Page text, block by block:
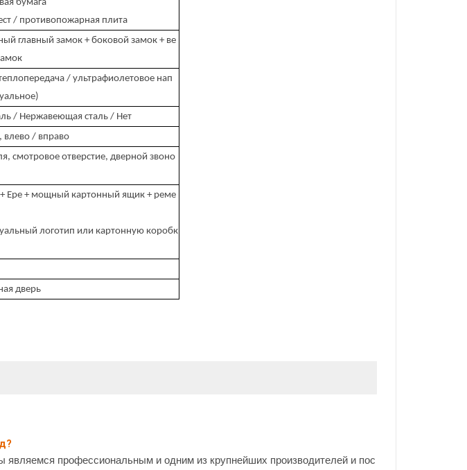
бумага
/ противопожарная плита
главный замок + боковой замок + ве
/ ультрафиолетовое нап
/ Нержавеющая сталь / Нет
влево / вправо
смотровое отверстие, дверной звоно
Epe + мощный картонный ящик + реме
логотип или картонную коробк
дверь
профессиональным и одним из крупнейших производителей и пос